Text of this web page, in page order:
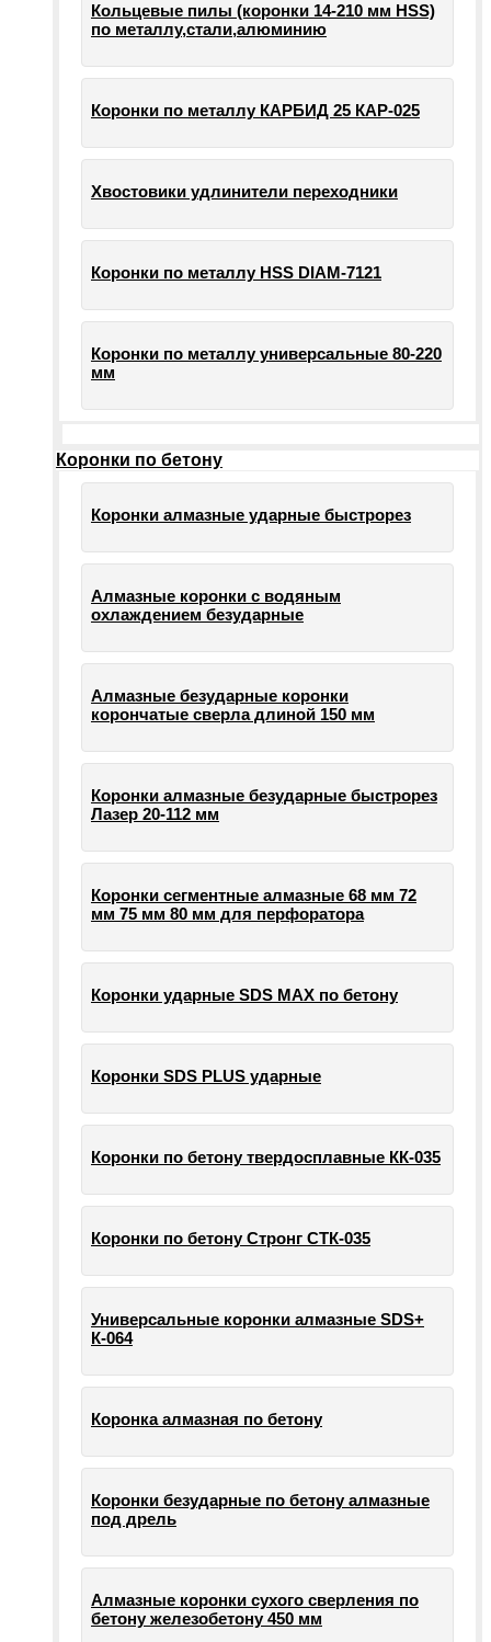
Кольцевые пилы (коронки 14-210 мм HSS)
по металлу,стали,алюминию
Коронки по металлу КАРБИД 25 КАР-025
Хвостовики удлинители переходники
Коронки по металлу HSS DIAM-7121
Коронки по металлу универсальные 80-220
мм
Коронки по бетону
Коронки алмазные ударные быстрорез
Алмазные коронки с водяным
охлаждением безударные
Алмазные безударные коронки
корончатые сверла длиной 150 мм
Коронки алмазные безударные быстрорез
Лазер 20-112 мм
Коронки сегментные алмазные 68 мм 72
мм 75 мм 80 мм для перфоратора
Коронки ударные SDS MAX по бетону
Коронки SDS PLUS ударные
Коронки по бетону твердосплавные КК-035
Коронки по бетону Стронг СТК-035
Универсальные коронки алмазные SDS+
К-064
Коронка алмазная по бетону
Коронки безударные по бетону алмазные
под дрель
Алмазные коронки сухого сверления по
бетону железобетону 450 мм